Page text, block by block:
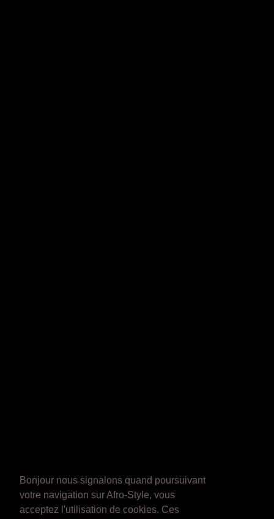
Bonjour nous signalons quand poursuivant
votre navigation sur Afro-Style, vous
acceptez l'utilisation de cookies. Ces